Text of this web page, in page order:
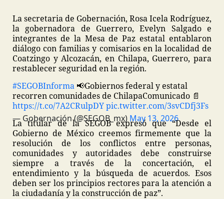
La secretaria de Gobernación, Rosa Icela Rodríguez,
la gobernadora de Guerrero, Evelyn Salgado e
integrantes de la Mesa de Paz estatal entablaron
diálogo con familias y comisarios en la localidad de
Coatzingo y Alcozacán, en Chilapa, Guerrero, para
restablecer seguridad en la región.
#SEGOBInforma 📢Gobiernos federal y estatal
recorren comunidades de ChilapaComunicado 📄
https://t.co/7A2CRulpDYpic.twitter.com/3svCDfj3Fs
— Gobernación (@SEGOB_mx) May 13, 2026
La titular de la SEGOB expresó que “Desde el
Gobierno de México creemos firmemente que la
resolución de los conflictos entre personas,
comunidades y autoridades debe construirse
siempre a través de la concertación, el
entendimiento y la búsqueda de acuerdos. Esos
deben ser los principios rectores para la atención a
la ciudadanía y la construcción de paz”.